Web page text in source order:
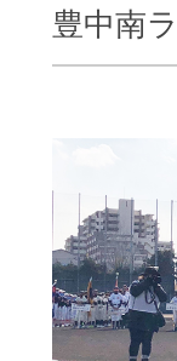
豊中南